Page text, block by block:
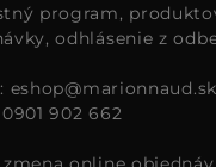
program,
odhlásenie z
eshop@marionnaud.sk
902 662